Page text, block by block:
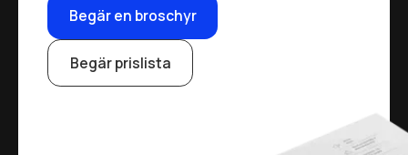
Begär en broschyr
Begär prislista